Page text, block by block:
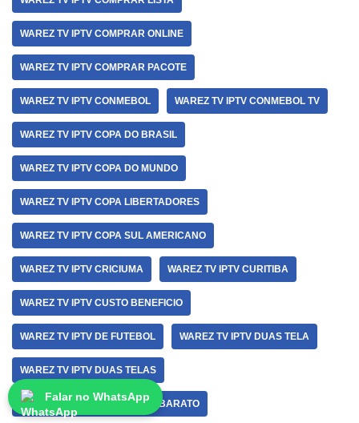
WAREZ TV IPTV COMPRAR ONLINE
WAREZ TV IPTV COMPRAR PACOTE
WAREZ TV IPTV CONMEBOL WAREZ TV IPTV CONMEBOL TV
WAREZ TV IPTV COPA DO BRASIL
WAREZ TV IPTV COPA DO MUNDO
WAREZ TV IPTV COPA LIBERTADORES
WAREZ TV IPTV COPA SUL AMERICANO
WAREZ TV IPTV CRICIUMA WAREZ TV IPTV CURITIBA
WAREZ TV IPTV CUSTO BENEFICIO
WAREZ TV IPTV DE FUTEBOL WAREZ TV IPTV DUAS TELA
WAREZ TV IPTV DUAS TELAS
WAREZ TV IPTV DUAS TELAS BARATO
Falar no WhatsApp